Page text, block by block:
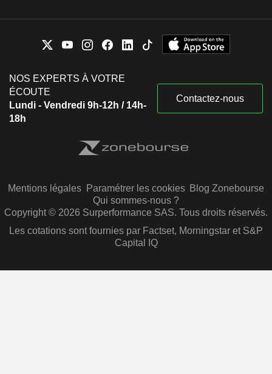
NOS EXPERTS À VOTRE
ÉCOUTE
Lundi - Vendredi 9h-12h / 14h-
18h
Contactez-nous
Mentions légales Paramétrer les cookies Blog Zonebourse
Qui sommes-nous ?
Copyright © 2026 Surperformance SAS. Tous droits réservés.
Les cotations sont fournies par Factset, Morningstar et S&P
Capital IQ